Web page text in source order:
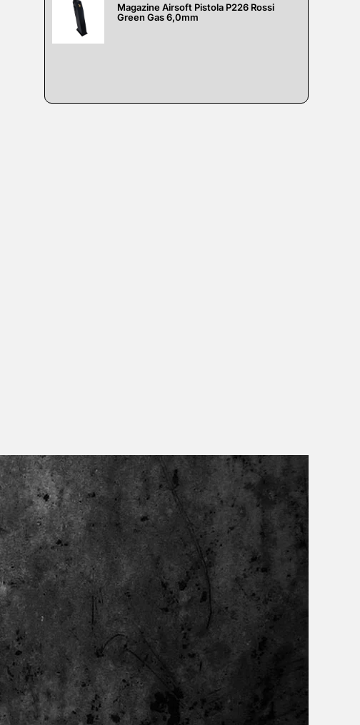
Magazine Airsoft Pistola P226 Rossi
Green Gas 6,0mm